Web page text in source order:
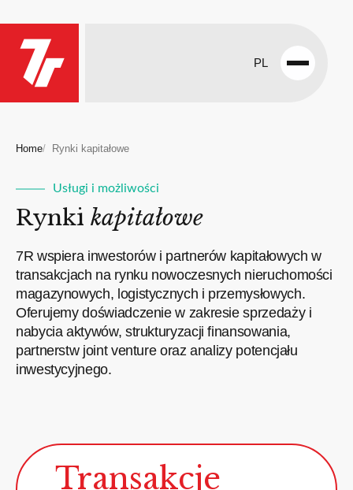
PL
Open
Home Rynki kapitałowe
Usługi i możliwości
Rynki kapitałowe
7R wspiera inwestorów i partnerów kapitałowych w
transakcjach na rynku nowoczesnych nieruchomości
magazynowych, logistycznych i przemysłowych.
Oferujemy doświadczenie w zakresie sprzedaży i
nabycia aktywów, strukturyzacji finansowania,
partnerstw joint venture oraz analizy potencjału
inwestycyjnego.
Transakcje